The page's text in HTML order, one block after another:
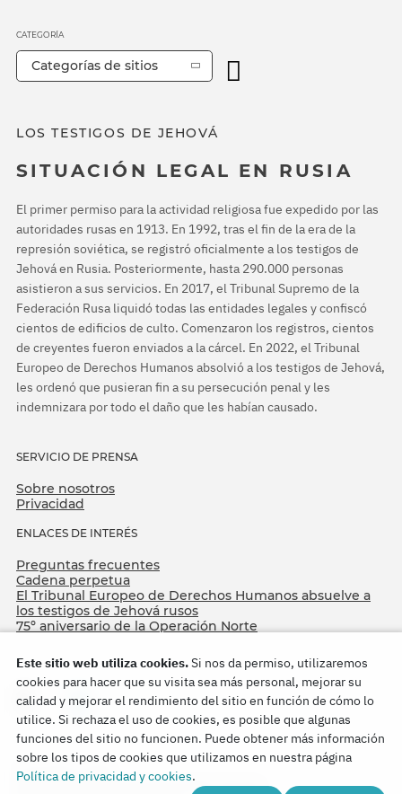
LOS TESTIGOS DE JEHOVÁ
SITUACIÓN LEGAL EN RUSIA
El primer permiso para la actividad religiosa fue expedido por las
autoridades rusas en 1913. En 1992, tras el fin de la era de la
represión soviética, se registró oficialmente a los testigos de
Jehová en Rusia. Posteriormente, hasta 290.000 personas
asistieron a sus servicios. En 2017, el Tribunal Supremo de la
Federación Rusa liquidó todas las entidades legales y confiscó
cientos de edificios de culto. Comenzaron los registros, cientos
de creyentes fueron enviados a la cárcel. En 2022, el Tribunal
Europeo de Derechos Humanos absolvió a los testigos de Jehová,
les ordenó que pusieran fin a su persecución penal y les
indemnizara por todo el daño que les habían causado.
SERVICIO DE PRENSA
Sobre nosotros
Privacidad
ENLACES DE INTERÉS
Preguntas frecuentes
Cadena perpetua
El Tribunal Europeo de Derechos Humanos absuelve a
los testigos de Jehová rusos
75º aniversario de la Operación Norte
CATEGORÍA
Categorías de sitios
Copyright © 2026
Watch Tower Bible and Tract Society of Korea.
Este sitio web utiliza cookies.Si nos da permiso, utilizaremos
cookies para hacer que su visita sea más personal, mejorar su
calidad y mejorar el rendimiento del sitio en función de cómo lo
utilice. Si rechaza el uso de cookies, es posible que algunas
funciones del sitio no funcionen. Puede obtener más información
sobre los tipos de cookies que utilizamos en nuestra página
Política de privacidad y cookies.